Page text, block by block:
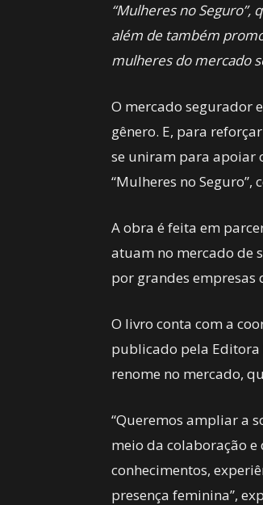
“Mulheres no
além de também
mulheres do mercado
O mercado segurador
gênero. E, para
se uniram para apoiar
“Mulheres no Seguro”,
A obra é feita em
atuam no mercado de
por grandes empresas
O livro conta com a
publicado pela Editora
renome no mercado,
“Queremos ampliar a
meio da colaboração
conhecimentos,
presença feminina”,